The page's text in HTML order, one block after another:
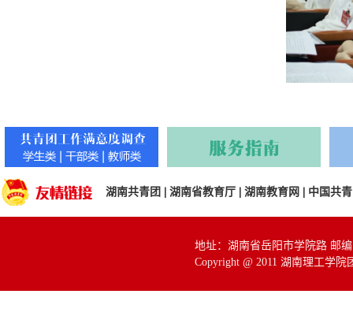
湖南共青团 | 湖南省教育厅 | 湖南教育网 | 中国共
地址：湖南省岳阳市学院路 邮编
Copyright @ 2011 湖南理工学